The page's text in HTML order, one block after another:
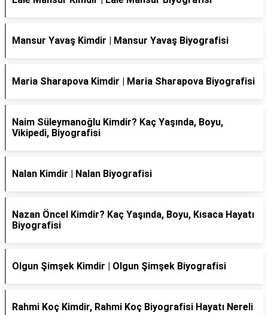
Mansur Yavaş Kimdir | Mansur Yavaş Biyografisi
Maria Sharapova Kimdir | Maria Sharapova Biyografisi
Naim Süleymanoğlu Kimdir? Kaç Yaşında, Boyu,
Vikipedi, Biyografisi
Nalan Kimdir | Nalan Biyografisi
Nazan Öncel Kimdir? Kaç Yaşında, Boyu, Kısaca Hayatı
Biyografisi
Olgun Şimşek Kimdir | Olgun Şimşek Biyografisi
Rahmi Koç Kimdir, Rahmi Koç Biyografisi Hayatı Nereli